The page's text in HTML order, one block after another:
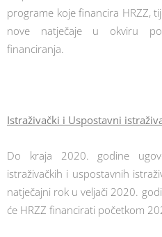
programe koje financira HRZZ,
nove natječaje u okviru
financiranja.
Istraživački i Uspostavni
Do kraja 2020. godine
istraživačkih i uspostavnih
natječajni rok u veljači 2020.
će HRZZ financirati početkom